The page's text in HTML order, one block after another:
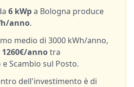
6 kWpa Bologna produce
anno.
medio di 3000 kWh/anno,
1260€/annotra
Scambio sul Posto.
dell'investimento è di